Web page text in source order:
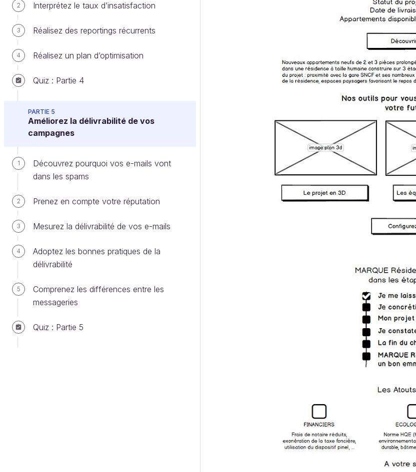
2 Interprétez le taux d’insatisfaction
3 Réalisez des reportings récurrents
4 Réalisez un plan d’optimisation
Quiz : Partie 4
PARTIE 5
Améliorez la délivrabilité de vos
campagnes
1
Découvrez pourquoi vos e-mails vont
dans les spams
2 Prenez en compte votre réputation
3 Mesurez la délivrabilité de vos e-mails
4
Adoptez les bonnes pratiques de la
délivrabilité
5
Comprenez les différences entre les
messageries
Quiz : Partie 5